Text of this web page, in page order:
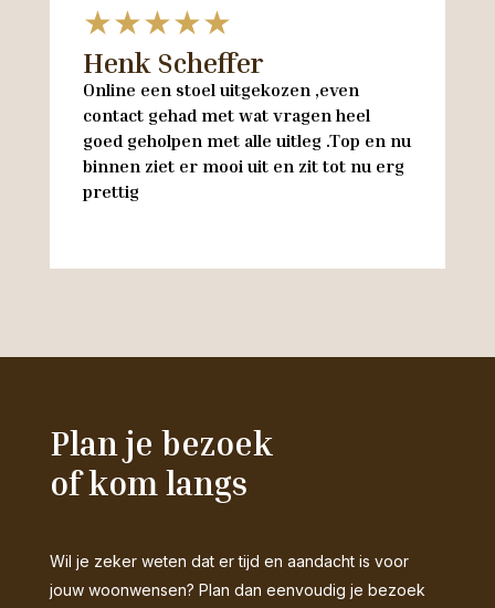
★★★★★
Henk Scheffer
Online een stoel uitgekozen ,even
contact gehad met wat vragen heel
goed geholpen met alle uitleg .Top en nu
binnen ziet er mooi uit en zit tot nu erg
prettig
Plan je bezoek
of kom langs
Wil je zeker weten dat er tijd en aandacht is voor
jouw woonwensen? Plan dan eenvoudig je bezoek